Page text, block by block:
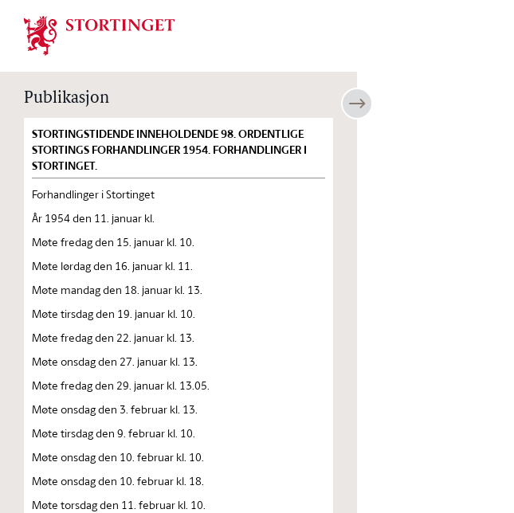
Stortinget.no
Publikasjon
STORTINGSTIDENDE INNEHOLDENDE 98. ORDENTLIGE
STORTINGS FORHANDLINGER 1954. FORHANDLINGER I
STORTINGET.
Forhandlinger i Stortinget
År 1954 den 11. januar kl.
Møte fredag den 15. januar kl. 10.
Møte lørdag den 16. januar kl. 11.
Møte mandag den 18. januar kl. 13.
Møte tirsdag den 19. januar kl. 10.
Møte fredag den 22. januar kl. 13.
Møte onsdag den 27. januar kl. 13.
Møte fredag den 29. januar kl. 13.05.
Møte onsdag den 3. februar kl. 13.
Møte tirsdag den 9. februar kl. 10.
Møte onsdag den 10. februar kl. 10.
Møte onsdag den 10. februar kl. 18.
Møte torsdag den 11. februar kl. 10.